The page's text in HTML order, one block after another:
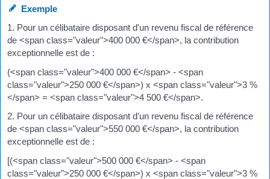
Exemple
1. Pour un célibataire disposant d'un revenu fiscal de référence
de <span class="valeur">400 000 €</span>, la contribution
exceptionnelle est de :
(<span class="valeur">400 000 €</span> - <span
class="valeur">250 000 €</span>) x <span class="valeur">3 %
</span> = <span class="valeur">4 500 €</span>.
2. Pour un célibataire disposant d'un revenu fiscal de référence
de <span class="valeur">550 000 €</span>, la contribution
exceptionnelle est de :
[(<span class="valeur">500 000 €</span> - <span
class="valeur">250 000 €</span>) x <span class="valeur">3 %